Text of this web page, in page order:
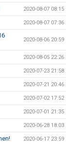
2020-08-07 08:15
2020-08-07 07:36
2020-08-06 20:59
2020-08-05 22:26
2020-07-23 21:58
2020-07-21 20:46
2020-07-02 17:52
2020-07-01 21:35
2020-06-28 18:03
2020-06-17 23:59